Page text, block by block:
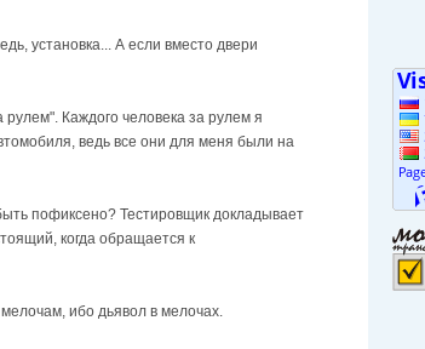
установка... А если вместо двери
Каждого человека за рулем я
ведь все они для меня были на
пофиксено? Тестировщик докладывает
когда обращается к
ибо дьявол в мелочах.